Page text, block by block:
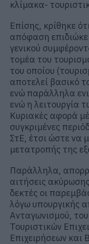
κλίμακα-
Επίσης, κρίθηκε
απόφαση
γενικού
τομέα του
του οποίου
αποτελεί βασικό
ενώ παράλληλα
ενώ η λειτουργία
Κυριακές αφορά
συγκριμένες
ΣτΕ, έτσι ώστε να
μετατροπής της
Παράλληλα,
αιτήσεις
δεκτές οι
λόγω υπουργικής
Ανταγωνισμού,
Τουριστικών
Επιχειρήσεων και